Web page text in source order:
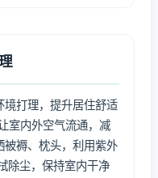
境打理，提升居住舒适
室内外空气流通，减
被褥、枕头，利用紫外
除尘，保持室内干净